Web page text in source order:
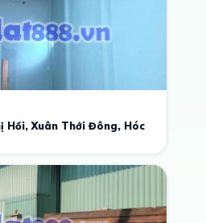
Hồi, Xuân Thới Đông, Hóc